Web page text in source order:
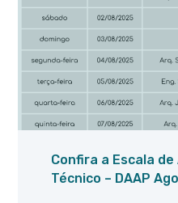
Confira a Escala
Técnico – DAAP